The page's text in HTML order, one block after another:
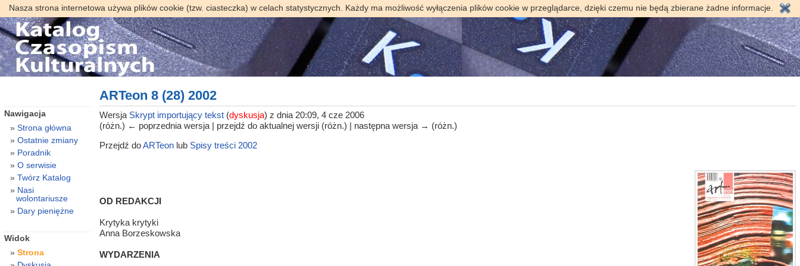
Nasza strona internetowa używa plików cookie (tzw. ciasteczka) w celach statystycznych. Każdy ma możliwość wyłączenia plików cookie w przeglądarce, dzięki czemu nie będą zbierane żadne informacje.
ARTeon 8 (28) 2002
Wersja Skrypt importujący tekst (dyskusja) z dnia 20:09, 4 cze 2006
(różn.) ← poprzednia wersja | przejdź do aktualnej wersji (różn.) | następna wersja → (różn.)
Przejdź doARTeon lub Spisy treści 2002
OD REDAKCJI
Krytyka krytyki
Anna Borzeskowska
WYDARZENIA
Nawigacja
Strona główna
Ostatnie zmiany
Poradnik
O serwisie
Twórz Katalog
Nasi
wolontariusze
Dary pieniężne
Widok
Strona